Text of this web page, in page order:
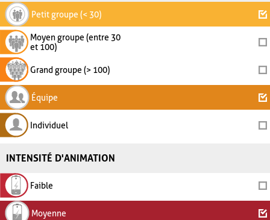
Petit groupe (< 30)
Moyen groupe (entre 30
et 100)
Grand groupe (> 100)
Équipe
Individuel
INTENSITÉ D'ANIMATION
Faible
Moyenne